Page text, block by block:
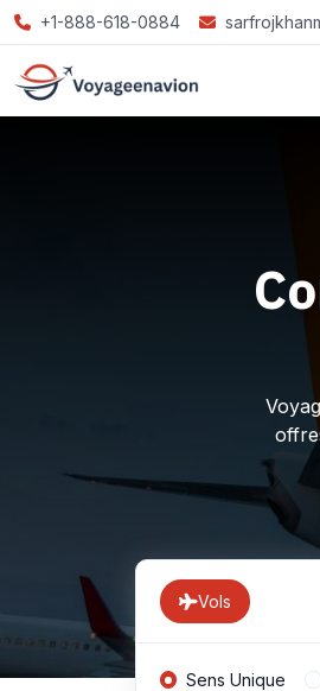
+1-888-618-0884
Vols
Sens Unique